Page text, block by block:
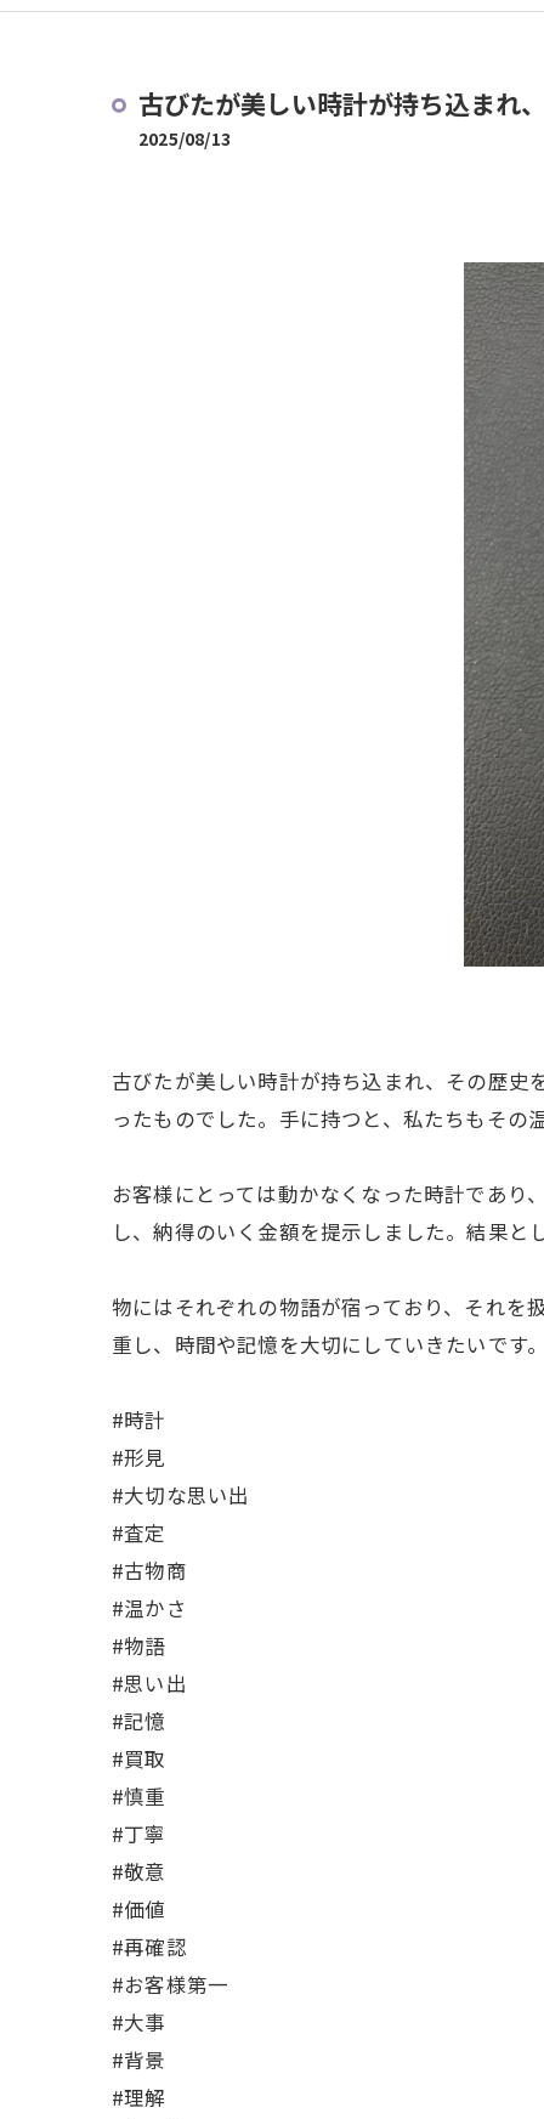
古びたが美しい時計が持ち込まれ
2025/08/13
古びたが美しい時計が持ち込まれ、その歴
ったものでした。手に持つと、私たちもそ
お客様にとっては動かなくなった時計であ
し、納得のいく金額を提示しました。結果
物にはそれぞれの物語が宿っており、それを
重し、時間や記憶を大切にしていきたいです
#時計
#形見
#大切な思い出
#査定
#古物商
#温かさ
#物語
#思い出
#記憶
#買取
#慎重
#丁寧
#敬意
#価値
#再確認
#お客様第一
#大事
#背景
#理解